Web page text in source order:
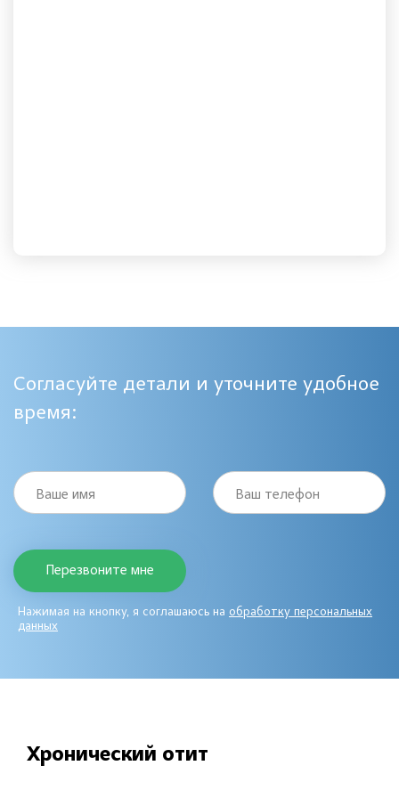
Согласуйте детали и уточните удобное
время:
Ваше имя Ваш телефон
Нажимая на кнопку, я соглашаюсь на обработку персональных
данных
Хронический отит